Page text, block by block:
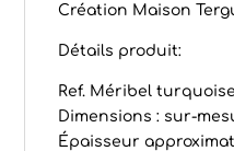
Création Maison
Détails produit:
Ref. Méribel turquoise
Dimensions : sur-
Épaisseur